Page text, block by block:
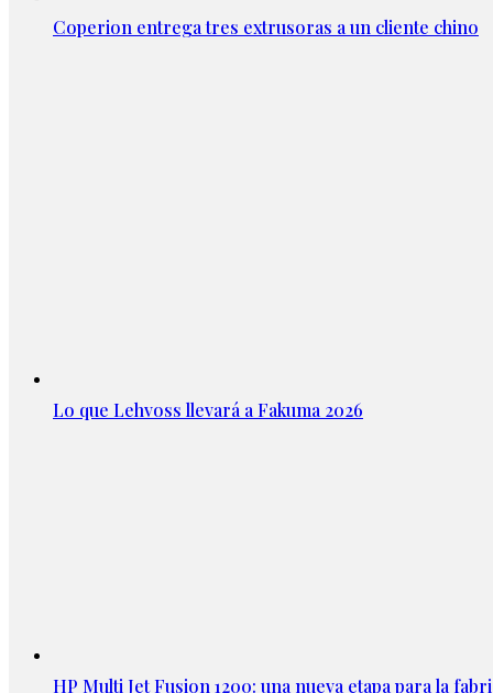
Coperion entrega tres extrusoras a un cliente chino
Lo que Lehvoss llevará a Fakuma 2026
HP Multi Jet Fusion 1200: una nueva etapa para la